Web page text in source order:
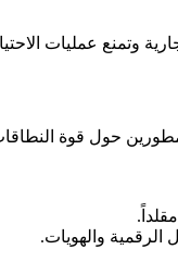
وتمنع عمليات
الرقمية والهويات.